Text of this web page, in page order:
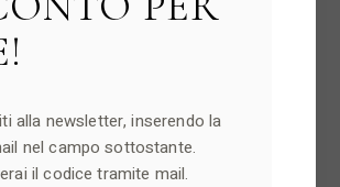
alla newsletter, inserendo la
nel campo sottostante.
il codice tramite mail.